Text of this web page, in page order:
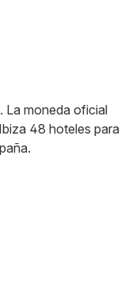
La moneda oficial
48 hoteles para